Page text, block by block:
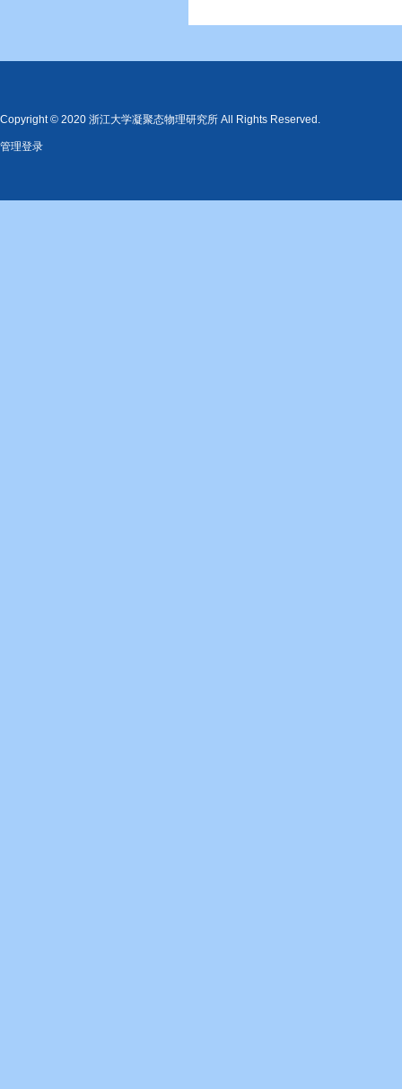
Copyright © 2020 浙江大学凝聚态物理研究所 All Rights Reserved.
管理登录